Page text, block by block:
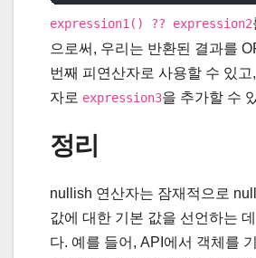
expression1() ?? expression2
으로써, 우리는 반환된 결과를
번째 피연산자로 사용할 수 있
자로 expression3을 추가할 수
정리
nullish 연산자는 잠재적으로
값에 대한 기본 값을 선언하는
다. 예를 들어, API에서 객체를